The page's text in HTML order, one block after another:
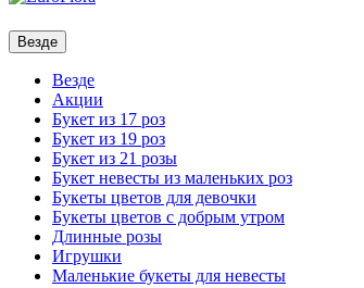
Везде
Везде
Акции
Букет из 17 роз
Букет из 19 роз
Букет из 21 розы
Букет невесты из маленьких роз
Букеты цветов для девочки
Букеты цветов с добрым утром
Длинные розы
Игрушки
Маленькие букеты для невесты